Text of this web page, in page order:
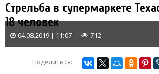
Стрельба в супермаркете
18 человек
04.08.2019 | 11:07 712
Поделиться: